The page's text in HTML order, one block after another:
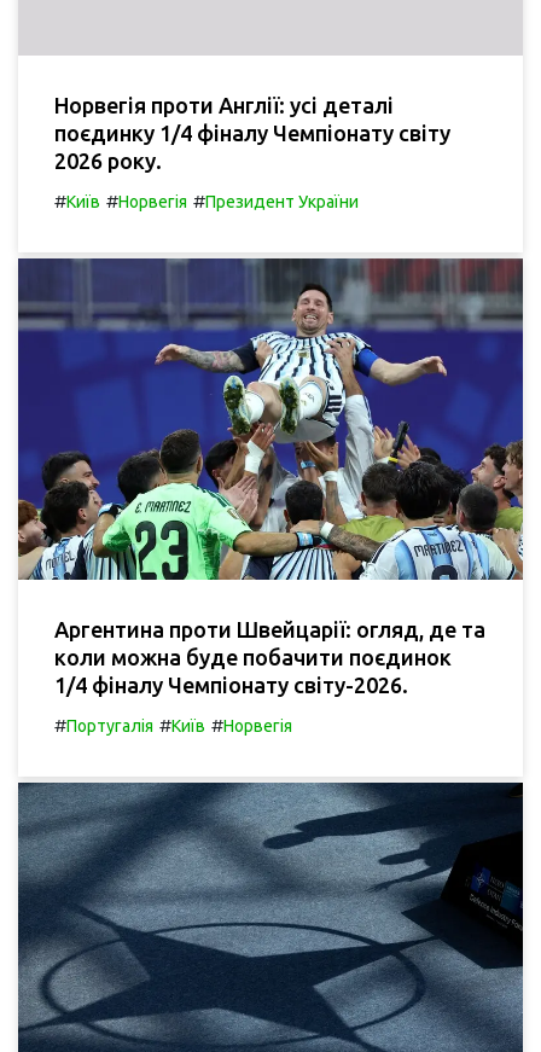
Норвегія проти Англії: усі деталі
поєдинку 1/4 фіналу Чемпіонату світу
2026 року.
#Київ #Норвегія #Президент України
Аргентина проти Швейцарії: огляд, де та
коли можна буде побачити поєдинок
1/4 фіналу Чемпіонату світу-2026.
#Португалія #Київ #Норвегія